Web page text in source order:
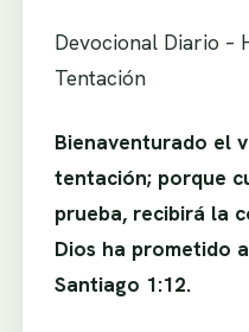
Devocional Diario –
Tentación
Bienaventurado el
tentación; porque
prueba, recibirá la
Dios ha prometido
Santiago 1:12.